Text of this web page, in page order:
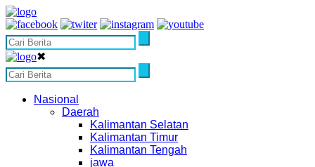
✖
Nasional
Daerah
Kalimantan Selatan
Kalimantan Timur
Kalimantan Tengah
jawa